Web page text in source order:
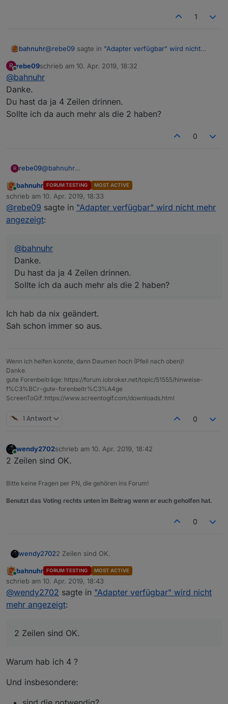
1
bahnuhr@rebe09 sagte in "Adapter verfügbar" wird nicht
Vielen Dank!
Klick auf Schlüssel und dann bei Verwahrorte
eintragen.
R
Offline
rebe09schrieb am 10. Apr. 2019, 18:32
zuletzt editiert von
@bahnuhr
Danke.
Du hast da ja 4 Zeilen drinnen.
Sollte ich da auch mehr als die 2 haben?
0
R rebe09@bahnuhr
Du hast da ja 4 Zeilen drinnen.
Sollte ich da auch mehr als die 2 haben?
Online
bahnuhr FORUM TESTING MOST ACTIVE
schrieb am 10. Apr. 2019, 18:33
zuletzt editiert von
@rebe09 sagte in "Adapter verfügbar" wird nicht mehr
angezeigt:
@bahnuhr
Danke.
Du hast da ja 4 Zeilen drinnen.
Sollte ich da auch mehr als die 2 haben?
Ich hab da nix geändert.
Sah schon immer so aus.
Wenn ich helfen konnte, dann Daumen hoch (Pfeil nach oben)!
Danke.
gute Forenbeiträge: https://forum.iobroker.net/topic/51555/hinweise-
f%C3%BCr-gute-forenbeitr%C3%A4ge
ScreenToGif :https://www.screentogif.com/downloads.html
1 Antwort 0
Online
wendy2702schrieb am 10. Apr. 2019, 18:42
zuletzt editiert von
2 Zeilen sind OK.
Bitte keine Fragen per PN, die gehören ins Forum!
Benutzt das Voting rechts unten im Beitrag wenn er euch geholfen hat.
0
wendy27022 Zeilen sind OK.
Online
bahnuhr FORUM TESTING MOST ACTIVE
schrieb am 10. Apr. 2019, 18:43
zuletzt editiert von
@wendy2702 sagte in "Adapter verfügbar" wird nicht
mehr angezeigt:
2 Zeilen sind OK.
Warum hab ich 4 ?
Und insbesondere: